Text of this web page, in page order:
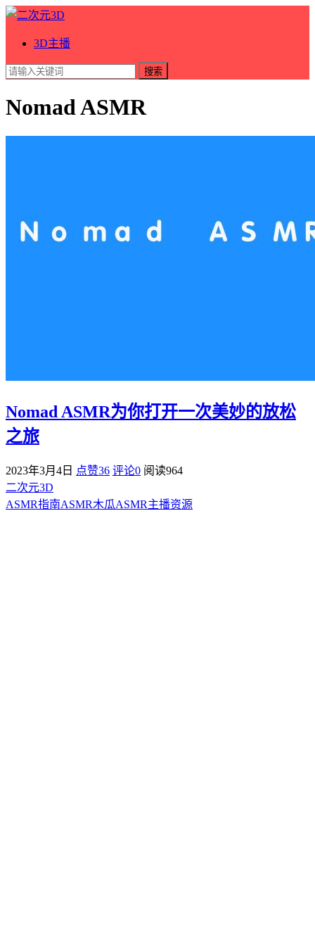
3D主播
搜索
Nomad ASMR
Nomad ASMR为你打开一次美妙的放松
之旅
2023年3月4日 点赞36 评论0 阅读964
二次元3D
ASMR指南ASMR木瓜ASMR主播资源